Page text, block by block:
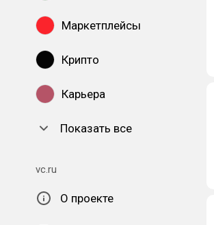
Маркетплейсы
Крипто
Карьера
Показать все
vc.ru
О проекте